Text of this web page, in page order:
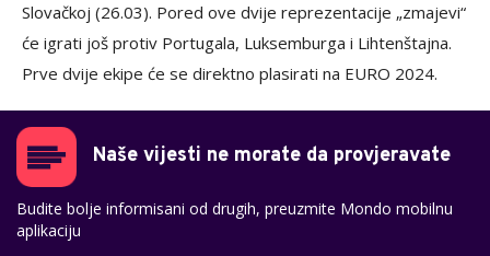
Slovačkoj (26.03). Pored ove dvije reprezentacije „zmajevi“
će igrati još protiv Portugala, Luksemburga i Lihtenštajna.
Prve dvije ekipe će se direktno plasirati na EURO 2024.
Naše vijesti ne morate da provjeravate
Budite bolje informisani od drugih, preuzmite Mondo mobilnu
aplikaciju